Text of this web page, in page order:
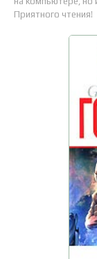
Приятного чтения!